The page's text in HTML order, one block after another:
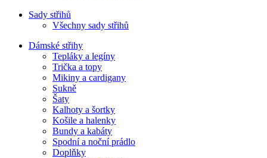
Sady střihů
Všechny sady střihů
Dámské střihy
Tepláky a legíny
Trička a topy
Mikiny a cardigany
Sukně
Šaty
Kalhoty a šortky
Košile a halenky
Bundy a kabáty
Spodní a noční prádlo
Doplňky